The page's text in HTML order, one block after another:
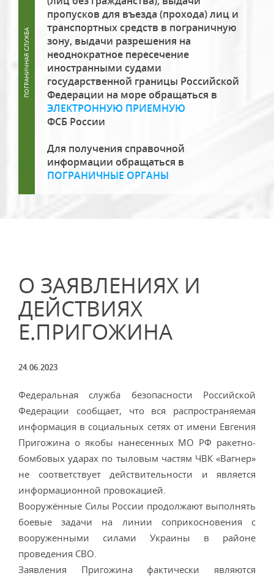
пропусков для въезда (прохода) лиц и
транспортных средств в пограничную
зону, выдачи разрешения на
неоднократное пересечение
иностранными судами
государственной границы Российской
Федерации на море обращаться в
ЭЛЕКТРОННУЮ ПРИЕМНУЮ
ФСБ России
Для получения справочной
информации обращаться в
ПОГРАНИЧНЫЕ ОРГАНЫ
О ЗАЯВЛЕНИЯХ И
ДЕЙСТВИЯХ
Е.ПРИГОЖИНА
24.06.2023
Федеральная служба безопасности Российской
Федерации сообщает, что вся распространяемая
информация в социальных сетях от имени Евгения
Пригожина о якобы нанесенных МО РФ ракетно-
бомбовых ударах по тыловым частям ЧВК «Вагнер»
не соответствует действительности и является
информационной провокацией.
Вооружённые Силы России продолжают выполнять
боевые задачи на линии соприкосновения с
вооруженными силами Украины в районе
проведения СВО.
Заявления Пригожина фактически являются